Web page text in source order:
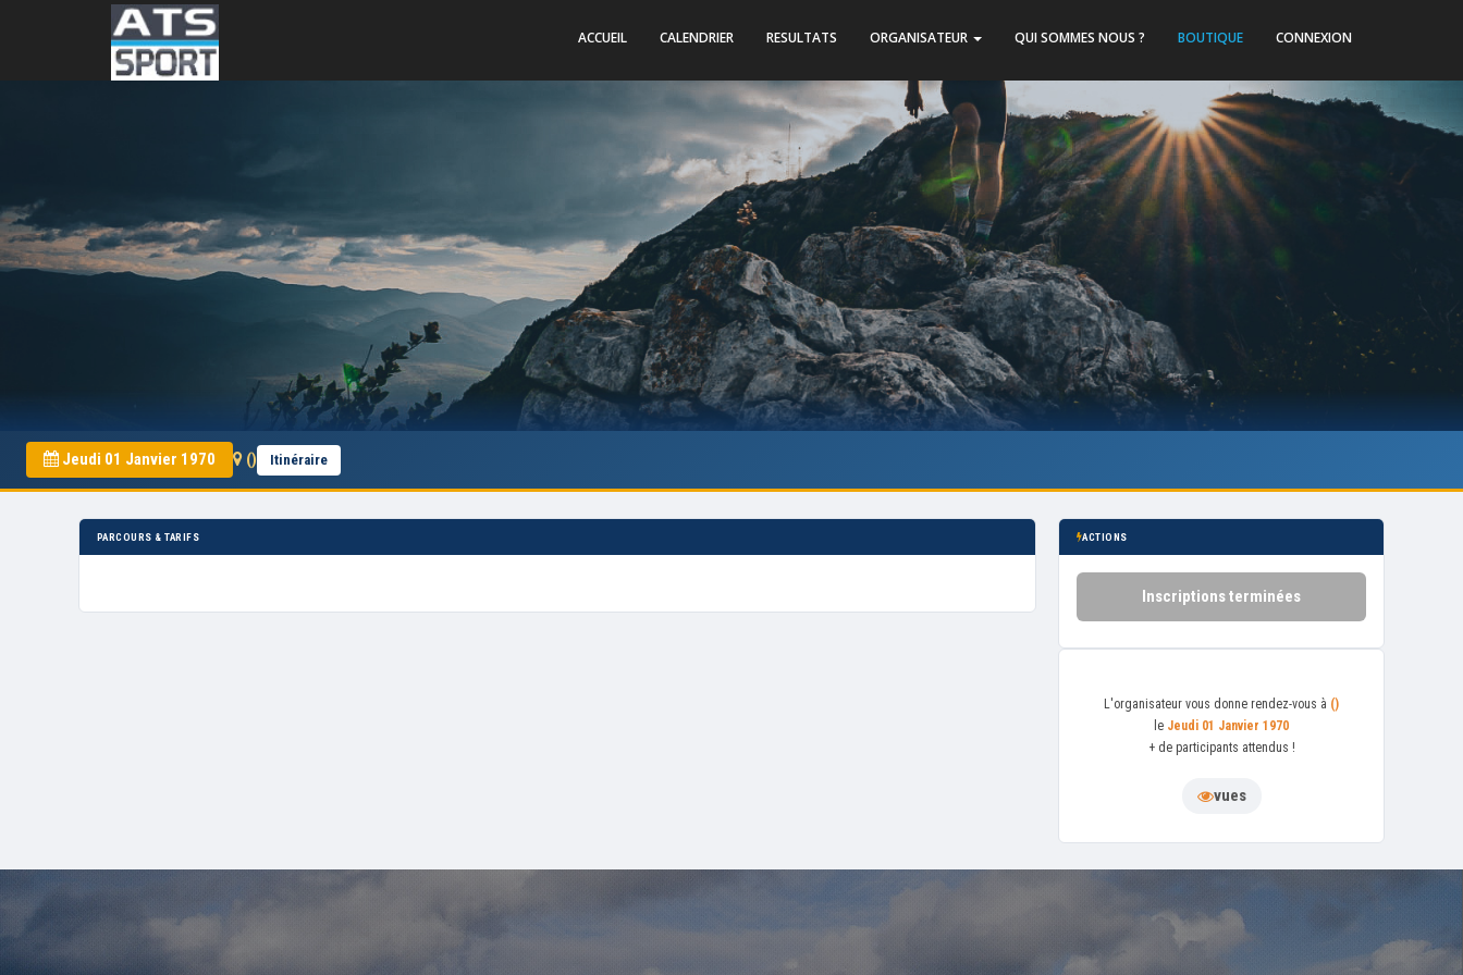
ACCUEIL CALENDRIER RESULTATS ORGANISATEUR QUI SOMMES NOUS ? BOUTIQUE CONNEXION
Jeudi 01 Janvier 1970 () Itinéraire
PARCOURS & TARIFS ACTIONS
Inscriptions terminées
L'organisateur vous donne rendez-vous à ()
le Jeudi 01 Janvier 1970
+ de participants attendus !
vues